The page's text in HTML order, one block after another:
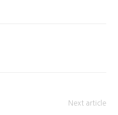
Next article